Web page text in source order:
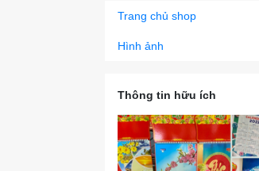
Trang chủ shop
Hình ảnh
Thông tin hữu ích